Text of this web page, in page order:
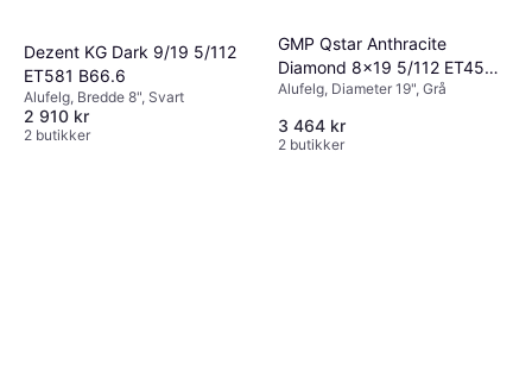
Dezent KG Dark 9/19 5/112
ET581 B66.6
Alufelg, Bredde 8", Svart
2 910 kr
2 butikker
GMP Qstar Anthracite
Diamond 8x19 5/112 ET45
B57.1
Alufelg, Diameter 19", Grå
3 464 kr
2 butikker